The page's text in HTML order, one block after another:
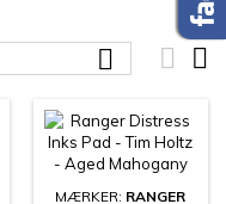
  
MÆRKER: RANGER